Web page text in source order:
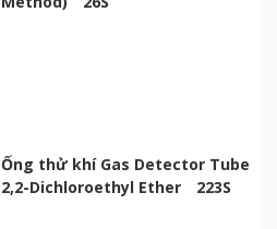
Ống thử khí Gas Detector Tube
2,2-Dichloroethyl Ether 223S